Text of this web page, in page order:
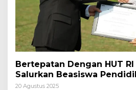
Bertepatan Dengan HUT RI
Salurkan Beasiswa
Pelajar
20 Agustus 2025